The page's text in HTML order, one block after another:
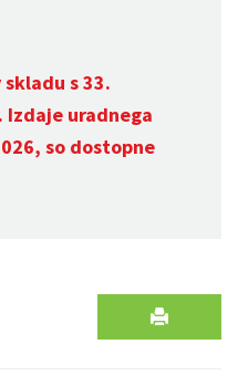
s 33.
Izdaje uradnega
so dostopne